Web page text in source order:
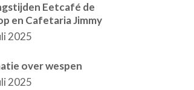
Eetcafé de
en Cafetaria Jimmy
2025
over wespen
2025